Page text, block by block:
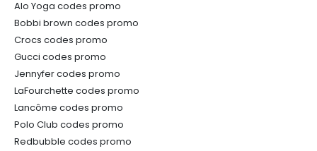
Alo Yoga codes promo
Bobbi brown codes promo
Crocs codes promo
Gucci codes promo
Jennyfer codes promo
LaFourchette codes promo
Lancôme codes promo
Polo Club codes promo
Redbubble codes promo